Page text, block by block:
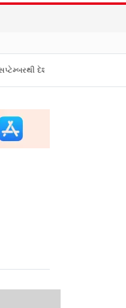
થશે શરૂ